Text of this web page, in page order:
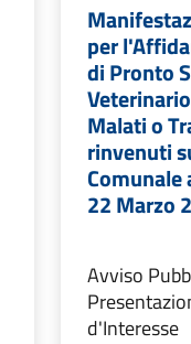
per
di Pronto
Malati o
rinvenuti
Comunale
22 Marzo
Avviso
d'Interesse